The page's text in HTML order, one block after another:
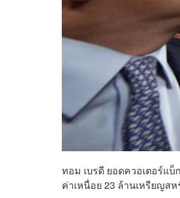
ทอม เบรดี ยอดควอเตอร์แ
ค่าเหนื่อย 23 ล้านเหรียญส